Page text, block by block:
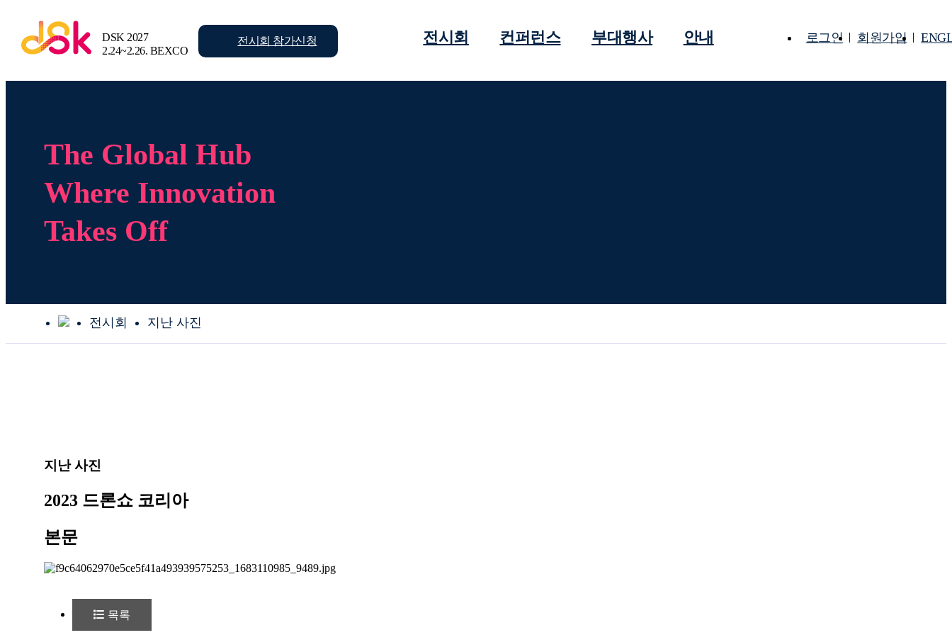
DSK 2027
2.24~2.26. BEXCO
전시회 참가신청 전시회 컨퍼런스 부대행사 안내 로그인 회원가입
The Global Hub
Where Innovation
Takes Off
전시회 지난 사진
지난 사진
2023 드론쇼 코리아
본문
목록